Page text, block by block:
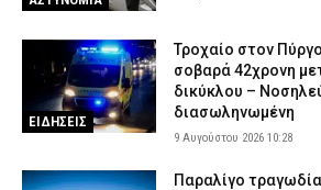
ΕΙΔΗΣΕΙΣ
Τροχαίο στον
σοβαρά 42χρονη
δικύκλου –
διασωληνωμένη
9 Αυγούστου 2026 10:28
Παραλίγο